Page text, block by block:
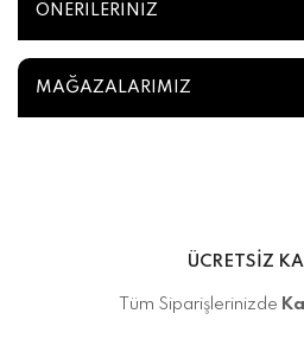
ÖNERİLERİNİZ
MAĞAZALARIMIZ
ÜCRETSİZ
Tüm Siparişlerinizde